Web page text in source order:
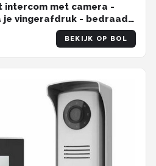
intercom met camera -
je vingerafdruk - bedraad -
BEKIJK OP BOL